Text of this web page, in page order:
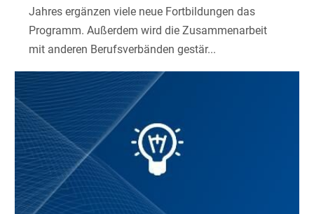
Jahres ergänzen viele neue Fortbildungen das
Programm. Außerdem wird die Zusammenarbeit
mit anderen Berufsverbänden gestär...